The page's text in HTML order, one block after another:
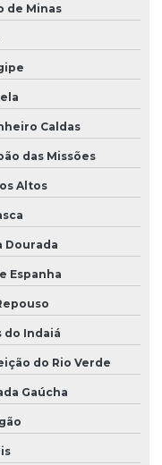
de Minas
Caldas
das Missões
Altos
Dourada
Espanha
do Indaiá
do Rio Verde
Gaúcha